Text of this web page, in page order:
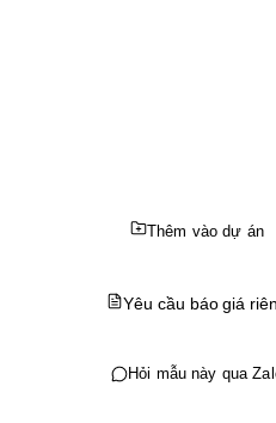
Thêm vào dự án
Yêu cầu báo giá
Hỏi mẫu này qua